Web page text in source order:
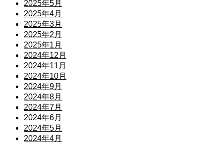
2025年5月
2025年4月
2025年3月
2025年2月
2025年1月
2024年12月
2024年11月
2024年10月
2024年9月
2024年8月
2024年7月
2024年6月
2024年5月
2024年4月